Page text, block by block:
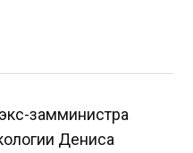
замминистра
Дениса